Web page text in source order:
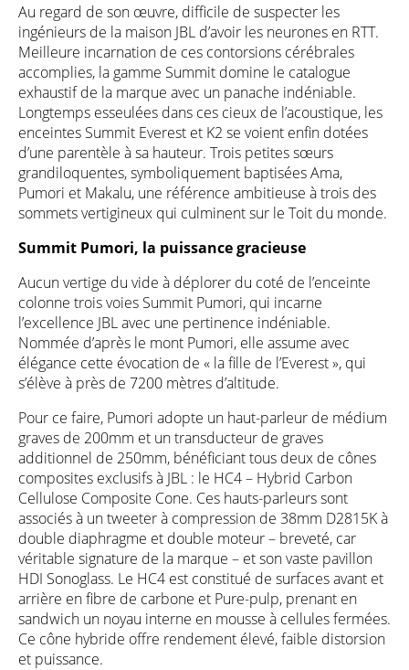
Au regard de son œuvre, difficile de suspecter les
ingénieurs de la maison JBL d’avoir les neurones en RTT.
Meilleure incarnation de ces contorsions cérébrales
accomplies, la gamme Summit domine le catalogue
exhaustif de la marque avec un panache indéniable.
Longtemps esseulées dans ces cieux de l’acoustique, les
enceintes Summit Everest et K2 se voient enfin dotées
d’une parentèle à sa hauteur. Trois petites sœurs
grandiloquentes, symboliquement baptisées Ama,
Pumori et Makalu, une référence ambitieuse à trois des
sommets vertigineux qui culminent sur le Toit du monde.
Summit Pumori, la puissance gracieuse
Aucun vertige du vide à déplorer du coté de l’enceinte
colonne trois voies Summit Pumori, qui incarne
l’excellence JBL avec une pertinence indéniable.
Nommée d’après le mont Pumori, elle assume avec
élégance cette évocation de « la fille de l’Everest », qui
s’élève à près de 7200 mètres d’altitude.
Pour ce faire, Pumori adopte un haut-parleur de médium
graves de 200mm et un transducteur de graves
additionnel de 250mm, bénéficiant tous deux de cônes
composites exclusifs à JBL : le HC4 – Hybrid Carbon
Cellulose Composite Cone. Ces hauts-parleurs sont
associés à un tweeter à compression de 38mm D2815K à
double diaphragme et double moteur – breveté, car
véritable signature de la marque – et son vaste pavillon
HDI Sonoglass. Le HC4 est constitué de surfaces avant et
arrière en fibre de carbone et Pure-pulp, prenant en
sandwich un noyau interne en mousse à cellules fermées.
Ce cône hybride offre rendement élevé, faible distorsion
et puissance.